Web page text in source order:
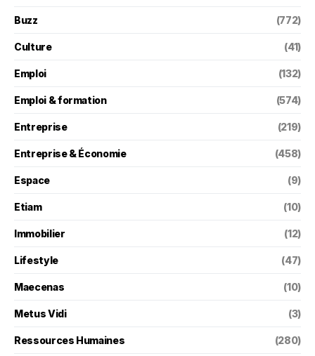
Buzz (772)
Culture (41)
Emploi (132)
Emploi & formation (574)
Entreprise (219)
Entreprise & Économie (458)
Espace (9)
Etiam (10)
Immobilier (12)
Lifestyle (47)
Maecenas (10)
Metus Vidi (3)
Ressources Humaines (280)